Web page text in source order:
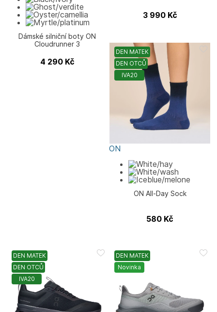
Dámské silniční boty ON
Cloudrunner 3
4 290 Kč
3 990 Kč
DEN MATEK
DEN OTCŮ
IVA20
ON
ON All-Day Sock
580 Kč
DEN MATEK
DEN OTCŮ
IVA20
DEN MATEK
Novinka